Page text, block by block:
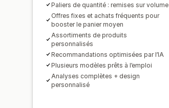
Paliers de quantité : remises sur volume
Offres fixes et achats fréquents pour
booster le panier moyen
Assortiments de produits
personnalisés
Recommandations optimisées par l’IA
Plusieurs modèles prêts à l’emploi
Analyses complètes + design
personnalisé